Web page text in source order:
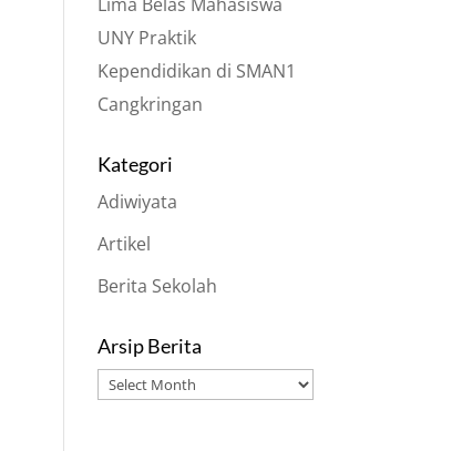
UNY Praktik
Kependidikan di SMAN1
Cangkringan
Kategori
Adiwiyata
Artikel
Berita Sekolah
Arsip Berita
Arsip